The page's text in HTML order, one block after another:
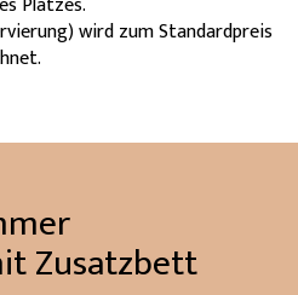
wird zum Standardpreis
Zusatzbett